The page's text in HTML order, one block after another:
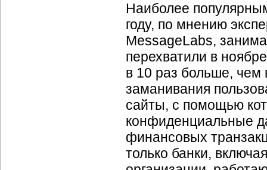
Наиболее
году, по мнению
MessageLabs,
перехватили в
в 10 раз больше, чем
заманивания
сайты, с помощью
конфиденциальные
финансовых
только банки,